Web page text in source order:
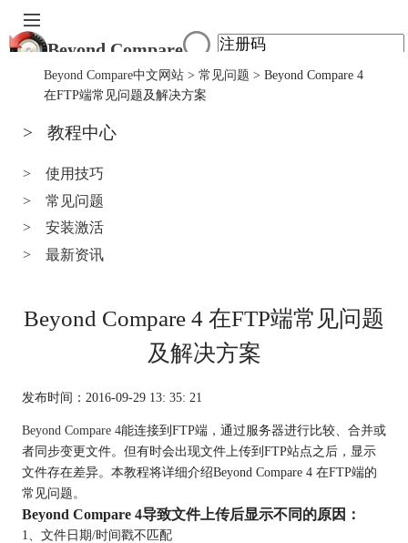
Beyond Compare
首页
服务中心
Beyond Compare中文网站> 常见问题 > Beyond Compare 4
在FTP端常见问题及解决方案
> 教程中心
>
使用技巧
>
常见问题
>
安装激活
>
最新资讯
Beyond Compare 4 在FTP端常见问题
及解决方案
发布时间：2016-09-29 13: 35: 21
Beyond Compare 4能连接到FTP端，通过服务器进行比较、合并或
者同步变更文件。但有时会出现文件上传到FTP站点之后，显示
文件存在差异。本教程将详细介绍Beyond Compare 4 在FTP端的
常见问题。
Beyond Compare 4导致文件上传后显示不同的原因：
1、文件日期/时间戳不匹配